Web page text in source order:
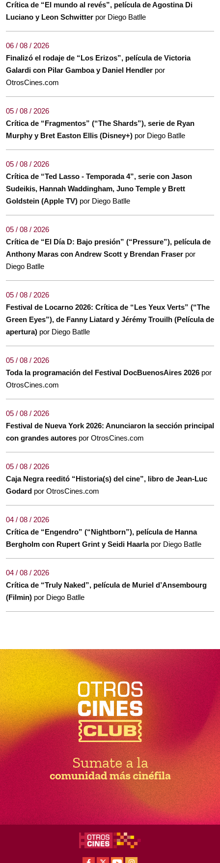
Crítica de “El mundo al revés”, película de Agostina Di
Luciano y Leon Schwitter por Diego Batlle
06 / 08 / 2026
Finalizó el rodaje de “Los Erizos”, película de Victoria
Galardi con Pilar Gamboa y Daniel Hendler por
OtrosCines.com
05 / 08 / 2026
Crítica de “Fragmentos” (“The Shards”), serie de Ryan
Murphy y Bret Easton Ellis (Disney+) por Diego Batlle
05 / 08 / 2026
Crítica de “Ted Lasso - Temporada 4”, serie con Jason
Sudeikis, Hannah Waddingham, Juno Temple y Brett
Goldstein (Apple TV) por Diego Batlle
05 / 08 / 2026
Crítica de “El Día D: Bajo presión” (“Pressure”), película de
Anthony Maras con Andrew Scott y Brendan Fraser por
Diego Batlle
05 / 08 / 2026
Festival de Locarno 2026: Crítica de “Les Yeux Verts” (“The
Green Eyes”), de Fanny Liatard y Jérémy Trouilh (Película de
apertura) por Diego Batlle
05 / 08 / 2026
Toda la programación del Festival DocBuenosAires 2026 por
OtrosCines.com
05 / 08 / 2026
Festival de Nueva York 2026: Anunciaron la sección principal
con grandes autores por OtrosCines.com
05 / 08 / 2026
Caja Negra reeditó “Historia(s) del cine”, libro de Jean-Luc
Godard por OtrosCines.com
04 / 08 / 2026
Crítica de “Engendro” (“Nightborn”), película de Hanna
Bergholm con Rupert Grint y Seidi Haarla por Diego Batlle
04 / 08 / 2026
Crítica de “Truly Naked”, película de Muriel d’Ansembourg
(Filmin) por Diego Batlle